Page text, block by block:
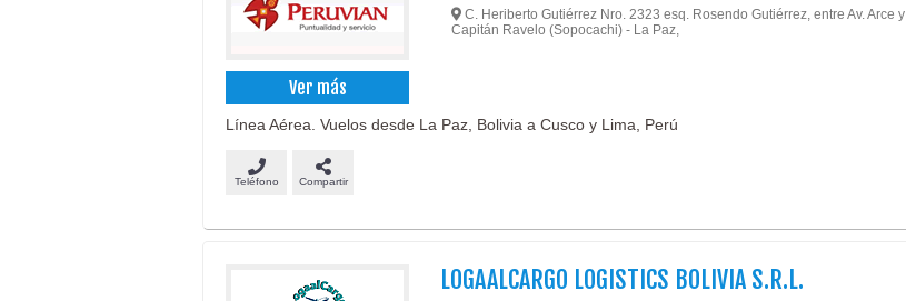
Ver más
C. Heriberto Gutiérrez Nro. 2323 esq. Rosendo Gutiérrez, entre Av. Arce y
Capitán Ravelo (Sopocachi) - La Paz,
Línea Aérea. Vuelos desde La Paz, Bolivia a Cusco y Lima, Perú
Teléfono Compartir
LOGAALCARGO LOGISTICS BOLIVIA S.R.L.